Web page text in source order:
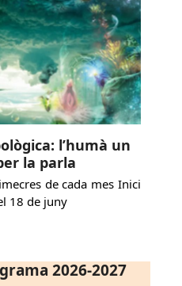
l’humà un
la parla
de cada mes Inici
18 de juny
2026-2027